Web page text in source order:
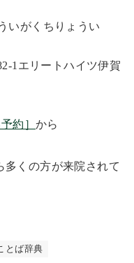
いがくちりょうい
1エリートハイツ伊賀
約］ から
多くの方が来院されて
とば辞典